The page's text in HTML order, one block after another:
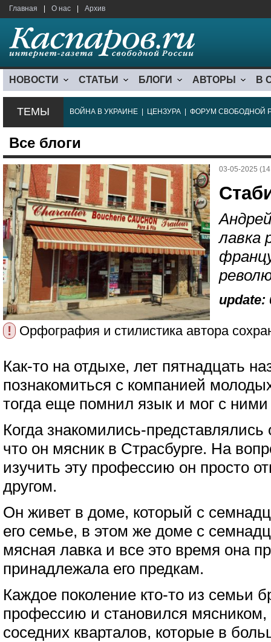
Главная О нас Архив
НОВОСТИ СТАТЬИ БЛОГИ АВТОРЫ В
ТЕМЫ ВОЙНА В УКРАИНЕ ЦЕНЗУРА ФОРУМ СВОБОДНОЙ
Все блоги
03-05-2025
лавка
update:
! Орфография и стилистика автора
Как-то на отдыхе, лет пятнадцать
познакомиться с компанией
тогда еще помнил язык и мог с
Когда знакомились-
что он мясник в Страсбурге. На
изучить эту профессию он просто
другом.
Он живет в доме, который с
его семье, в этом же доме с
мясная лавка и все это время она
принадлежала его предкам.
Каждое поколение кто-то из семьи
профессию и становился
соседних кварталов, которые в